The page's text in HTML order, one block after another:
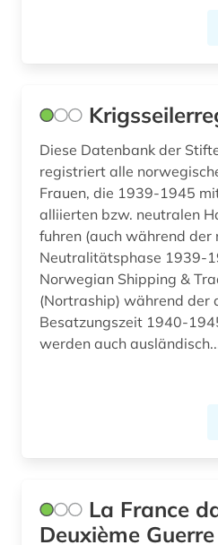
Diese Datenbank der
registriert alle
Frauen, die 1939-1945 mit der norwegischen,
alliierten bzw. neutralen
fuhren (auch während der
Neutralitätsphase 1939-1940)
Norwegian Shipping &
(Nortraship) während der
Besatzungszeit 1940-
werden auch
La France
Deuxième